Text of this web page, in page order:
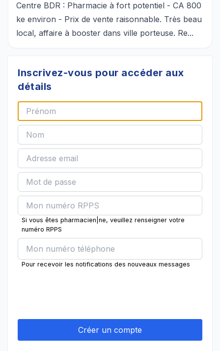
Centre BDR : Pharmacie à fort potentiel - CA 800
ke environ - Prix de vente raisonnable. Très beau
local, affaire à booster dans ville porteuse. Re...
Inscrivez-vous pour accéder aux
détails
Si vous êtes pharmacien|ne, veuillez renseigner votre
numéro RPPS
Pour recevoir les notifications des nouveaux messages